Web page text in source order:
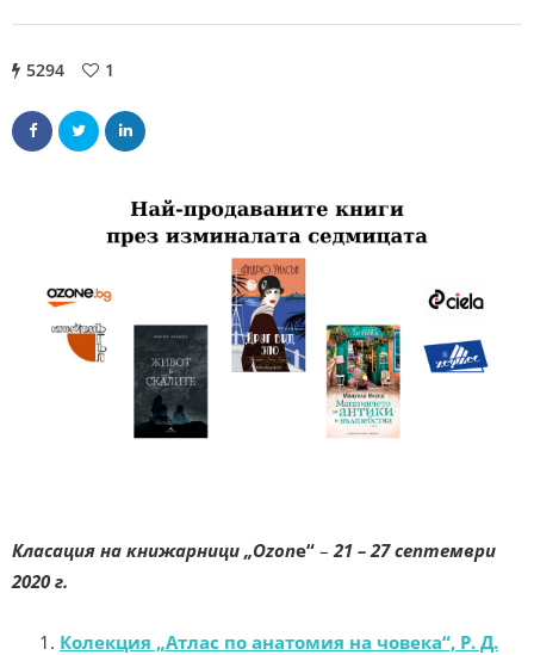
5294 1
Класация на книжарници „Ozone“ – 21 – 27 септември
2020 г.
Колекция „Атлас по анатомия на човека“, Р. Д.